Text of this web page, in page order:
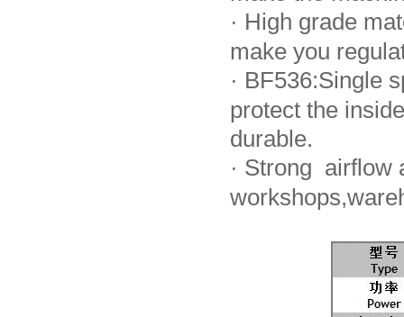
· High grade
make you
· BF536:Single
protect the
durable.
· Strong airflow